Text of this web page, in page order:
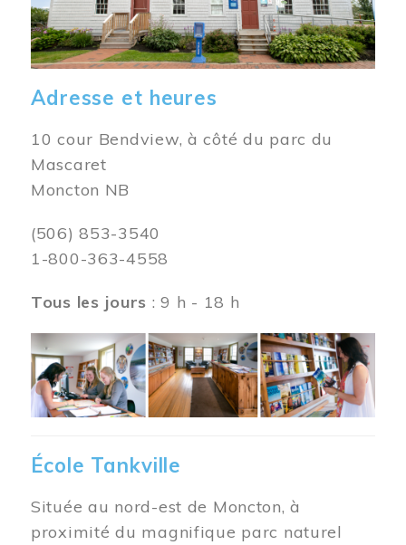
Adresse et heures
10 cour Bendview, à côté du parc du
Mascaret
Moncton NB
(506) 853-3540
1-800-363-4558
Tous les jours : 9 h - 18 h
Image
École Tankville
Située au nord-est de Moncton, à
proximité du magnifique parc naturel